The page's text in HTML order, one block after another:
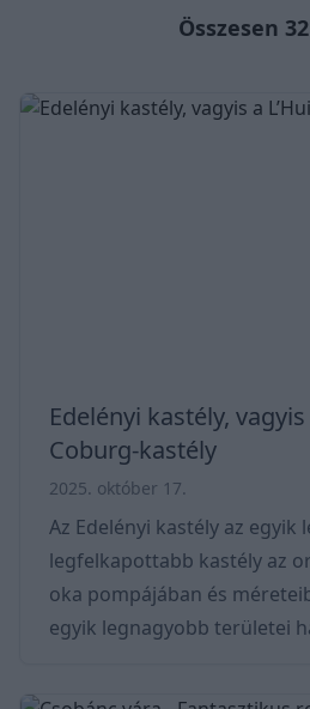
Összesen
Edelényi kastély, vagyis
Coburg-kastély
2025. október 17.
Az Edelényi kastély az egyik
legfelkapottabb kastély az
oka pompájában és
egyik legnagyobb területei
jegyek ékét viseli kívül és